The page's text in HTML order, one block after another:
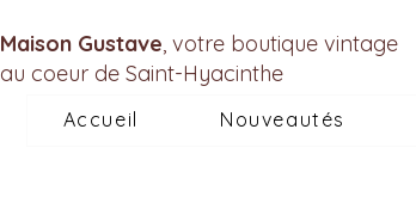
Maison Gustave, votre boutique vintage
au coeur de Saint-Hyacinthe
Accueil Nouveautés